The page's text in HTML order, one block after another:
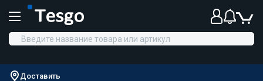
Доставить